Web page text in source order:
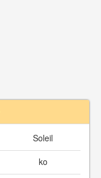
Soleil
ko